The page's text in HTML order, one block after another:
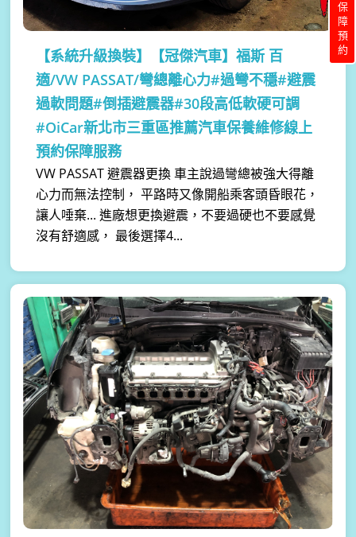
【系統升級換裝】
【冠傑汽車】福斯 百
適/VW PASSAT/彎總離心力#過彎不穩#避震
過軟問題#倒插避震器#30段高低軟硬可調
#OiCar新北市三重區推薦汽車保養維修線上
預約保障服務
VW PASSAT 避震器更換 車主說過彎總被強大得離
心力而無法控制， 平路時又像開船乘客頭昏眼花，
讓人唾棄... 進廠想更換避震，不要過硬也不要感覺
沒有舒適感， 最後選擇4...
保障預約